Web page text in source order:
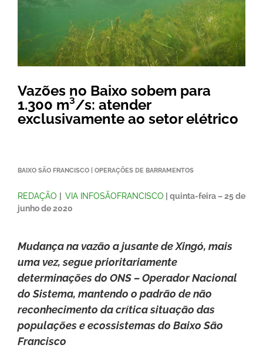
Vazões no Baixo sobem para
1.300 m³/s: atender
exclusivamente ao setor elétrico
BAIXO SÃO FRANCISCO | OPERAÇÕES DE BARRAMENTOS
REDAÇÃO VIA INFOSÃOFRANCISCO | quinta-feira – 25 de
junho de 2020
Mudança na vazão a jusante de Xingó, mais
uma vez, segue prioritariamente
determinações do ONS – Operador Nacional
do Sistema, mantendo o padrão de não
reconhecimento da crítica situação das
populações e ecossistemas do Baixo São
Francisco